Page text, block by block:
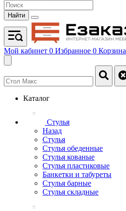
Найти
Мой кабинет 0 Избранное 0 Корзина
Каталог
Стулья
Назад
Стулья
Стулья обеденные
Стулья кованые
Стулья пластиковые
Банкетки и табуреты
Стулья барные
Стулья складные